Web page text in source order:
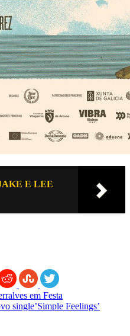
E LEE
em Festa
single’Simple Feelings’